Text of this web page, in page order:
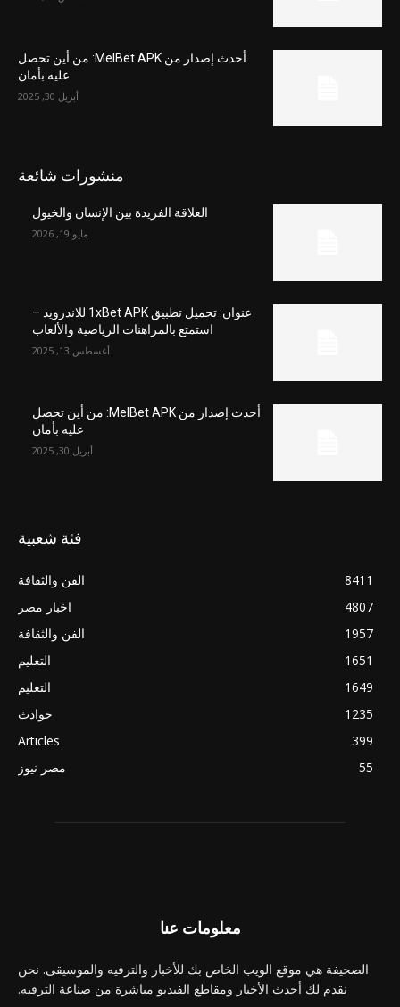
أحدث إصدار من MelBet APK: من أين تحصل
عليه بأمان
أبريل 30, 2025
منشورات شائعة
العلاقة الفريدة بين الإنسان والخيول
مايو 19, 2026
عنوان: تحميل تطبيق 1xBet APK للاندرويد –
استمتع بالمراهنات الرياضية والألعاب
أغسطس 13, 2025
أحدث إصدار من MelBet APK: من أين تحصل
عليه بأمان
أبريل 30, 2025
فئة شعبية
الفن والثقافة
8411
اخبار مصر
4807
الفن والثقافة
1957
التعليم
1651
التعليم
1649
حوادث
1235
Articles
399
مصر نيوز
55
معلومات عنا
الصحيفة هي موقع الويب الخاص بك للأخبار والترفيه والموسيقى. نحن
نقدم لك أحدث الأخبار ومقاطع الفيديو مباشرة من صناعة الترفيه.